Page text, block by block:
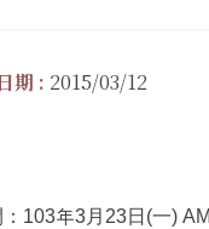
日期 : 2015/03/12
：103年3月23日(一)